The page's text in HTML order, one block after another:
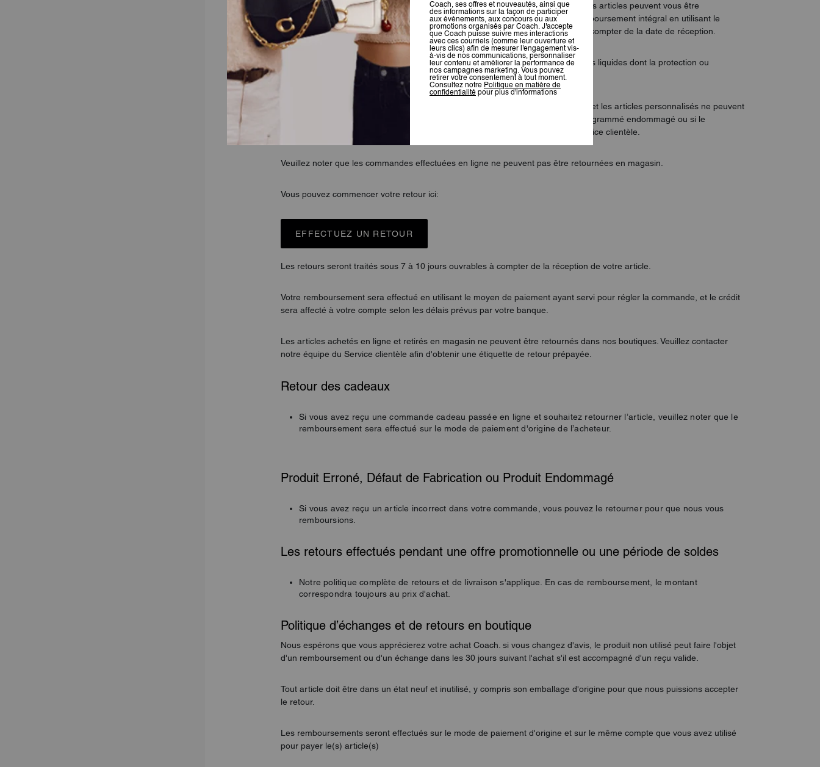
Bleckmann Fashion & Style, Hanzepoort 30, 7575 DA Oldenzaal, Pays-Bas). Si les articles peuvent vous être
remboursés, notre service des retours en ligne traitera votre renvoi pour un remboursement intégral en utilisant le
moyen de paiement ayant servi pour régler la commande, et ce sous 30 jours à compter de la date de réception.
Nous n'acceptons pas les retours de boucles d'oreilles et piercings ou de produits liquides dont la protection ou
l'emballage cellophane a été abîmé ou ôté.
Les produits monogrammés (y compris les étiquettes), les ceintures sur mesure et les articles personnalisés ne peuvent
pas être échangés ou retournés. Si vous avez reçu un article personnalisé/monogrammé endommagé ou si le
monogramme n'est pas conforme à celui demandé, veuillez contacter notre Service clientèle.
Veuillez noter que les commandes effectuées en ligne ne peuvent pas être retournées en magasin.
Vous pouvez commencer votre retour ici:
EFFECTUEZ UN RETOUR
Les retours seront traités sous 7 à 10 jours ouvrables à compter de la réception de votre article.
Votre remboursement sera effectué en utilisant le moyen de paiement ayant servi pour régler la commande, et le crédit
sera affecté à votre compte selon les délais prévus par votre banque.
Les articles achetés en ligne et retirés en magasin ne peuvent être retournés dans nos boutiques. Veuillez contacter
notre équipe du Service clientèle afin d'obtenir une étiquette de retour prépayée.
Retour des cadeaux
Si vous avez reçu une commande cadeau passée en ligne et souhaitez retourner l’article, veuillez noter que le
remboursement sera effectué sur le mode de paiement d'origine de l’acheteur.
Produit Erroné, Défaut de Fabrication ou Produit Endommagé
Si vous avez reçu un article incorrect dans votre commande, vous pouvez le retourner pour que nous vous
remboursions.
Les retours effectués pendant une offre promotionnelle ou une période de soldes
Notre politique complète de retours et de livraison s'applique. En cas de remboursement, le montant
correspondra toujours au prix d'achat.
Politique d’échanges et de retours en boutique
Nous espérons que vous apprécierez votre achat Coach. si vous changez d'avis, le produit non utilisé peut faire l'objet
d'un remboursement ou d'un échange dans les 30 jours suivant l'achat s'il est accompagné d'un reçu valide.
Tout article doit être dans un état neuf et inutilisé, y compris son emballage d'origine pour que nous puissions accepter
le retour.
Les remboursements seront effectués sur le mode de paiement d'origine et sur le même compte que vous avez utilisé
pour payer le(s) article(s)